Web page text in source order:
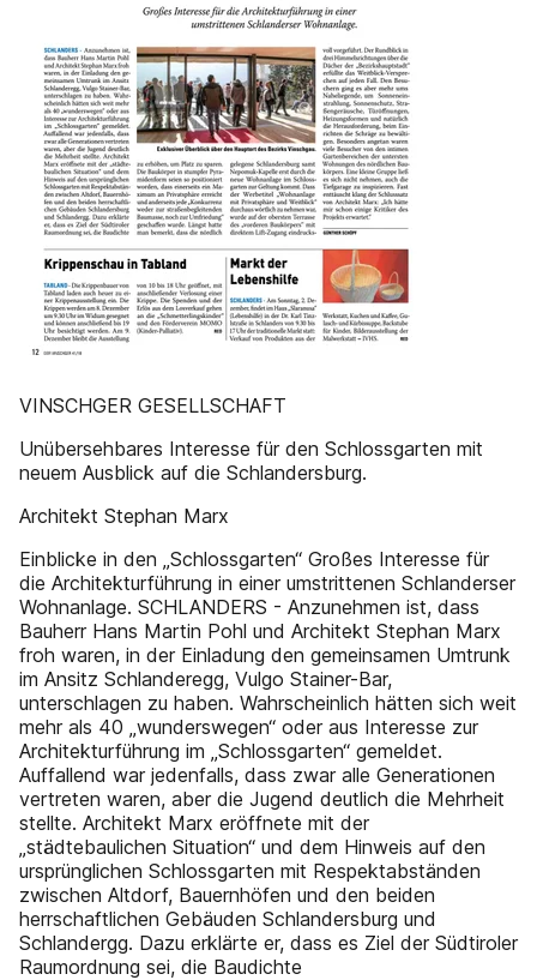
VINSCHGER GESELLSCHAFT
Unübersehbares Interesse für den Schlossgarten mit
neuem Ausblick auf die Schlandersburg.
Architekt Stephan Marx
Einblicke in den „Schlossgarten“ Großes Interesse für
die Architekturführung in einer umstrittenen Schlanderser
Wohnanlage. SCHLANDERS - Anzunehmen ist, dass
Bauherr Hans Martin Pohl und Architekt Stephan Marx
froh waren, in der Einladung den gemeinsamen Umtrunk
im Ansitz Schlanderegg, Vulgo Stainer-Bar,
unterschlagen zu haben. Wahrscheinlich hätten sich weit
mehr als 40 „wunderswegen“ oder aus Interesse zur
Architekturführung im „Schlossgarten“ gemeldet.
Auffallend war jedenfalls, dass zwar alle Generationen
vertreten waren, aber die Jugend deutlich die Mehrheit
stellte. Architekt Marx eröffnete mit der
„städtebaulichen Situation“ und dem Hinweis auf den
ursprünglichen Schlossgarten mit Respektabständen
zwischen Altdorf, Bauernhöfen und den beiden
herrschaftlichen Gebäuden Schlandersburg und
Schlandergg. Dazu erklärte er, dass es Ziel der Südtiroler
Raumordnung sei, die Baudichte